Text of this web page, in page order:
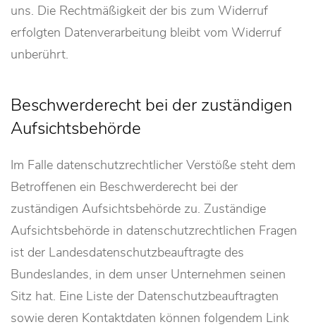
uns. Die Rechtmäßigkeit der bis zum Widerruf
erfolgten Datenverarbeitung bleibt vom Widerruf
unberührt.
Beschwerderecht bei der zuständigen
Aufsichtsbehörde
Im Falle datenschutzrechtlicher Verstöße steht dem
Betroffenen ein Beschwerderecht bei der
zuständigen Aufsichtsbehörde zu. Zuständige
Aufsichtsbehörde in datenschutzrechtlichen Fragen
ist der Landesdatenschutzbeauftragte des
Bundeslandes, in dem unser Unternehmen seinen
Sitz hat. Eine Liste der Datenschutzbeauftragten
sowie deren Kontaktdaten können folgendem Link